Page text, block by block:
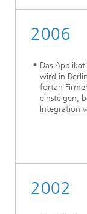
2006
Das
wird in
fortan
einsteigen,
Integration
2002